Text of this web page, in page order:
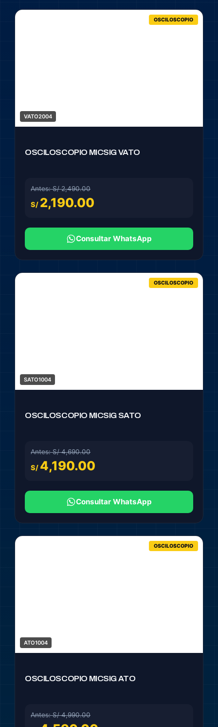
OSCILOSCOPIO
VATO2004
OSCILOSCOPIO MICSIG VATO
Antes: S/ 2,490.00
S/ 2,190.00
Consultar WhatsApp
OSCILOSCOPIO
SATO1004
OSCILOSCOPIO MICSIG SATO
Antes: S/ 4,690.00
S/ 4,190.00
Consultar WhatsApp
OSCILOSCOPIO
ATO1004
OSCILOSCOPIO MICSIG ATO
Antes: S/ 4,990.00